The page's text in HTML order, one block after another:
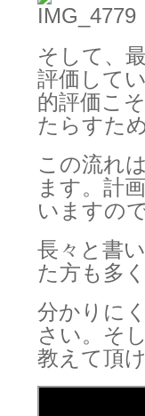
そして、
評価して
的評価こ
たらすた
この流れ
ます。計
いますの
長々と書
た方も多
分かりに
さい。そ
教えて頂